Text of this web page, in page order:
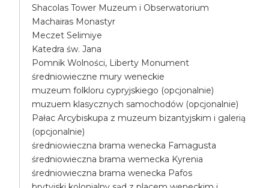
Shacolas Tower Muzeum i Obserwatorium
Machairas Monastyr
Meczet Selimiye
Katedra św. Jana
Pomnik Wolności, Liberty Monument
średniowieczne mury weneckie
muzeum folkloru cypryjskiego (opcjonalnie)
muzuem klasycznych samochodów (opcjonalnie)
Pałac Arcybiskupa z muzeum bizantyjskim i galerią
(opcjonalnie)
średniowieczna brama wenecka Famagusta
średniowieczna brama wemecka Kyrenia
średniowieczna brama wenecka Pafos